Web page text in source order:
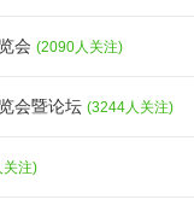
会 (2090人关注)
会暨论坛 (3244人关注)
注)